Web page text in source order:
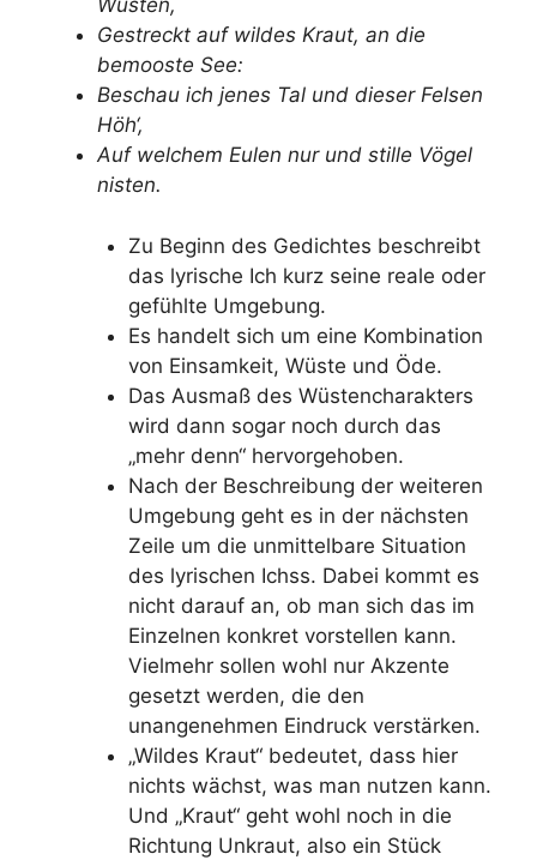
Wüsten,
Gestreckt auf wildes Kraut, an die
bemooste See:
Beschau ich jenes Tal und dieser Felsen
Höh‘,
Auf welchem Eulen nur und stille Vögel
nisten.
Zu Beginn des Gedichtes beschreibt
das lyrische Ich kurz seine reale oder
gefühlte Umgebung.
Es handelt sich um eine Kombination
von Einsamkeit, Wüste und Öde.
Das Ausmaß des Wüstencharakters
wird dann sogar noch durch das
„mehr denn“ hervorgehoben.
Nach der Beschreibung der weiteren
Umgebung geht es in der nächsten
Zeile um die unmittelbare Situation
des lyrischen Ichss. Dabei kommt es
nicht darauf an, ob man sich das im
Einzelnen konkret vorstellen kann.
Vielmehr sollen wohl nur Akzente
gesetzt werden, die den
unangenehmen Eindruck verstärken.
„Wildes Kraut“ bedeutet, dass hier
nichts wächst, was man nutzen kann.
Und „Kraut“ geht wohl noch in die
Richtung Unkraut, also ein Stück